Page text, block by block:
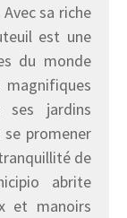
sa riche
est une
du monde
ses jardins
promener
de
abrite
et manoirs